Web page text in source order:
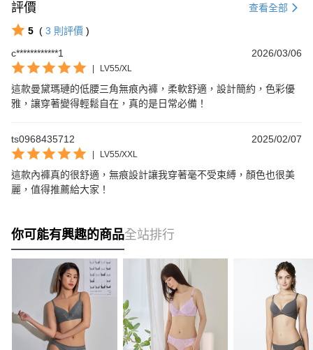
評價 查看全部
5 ( 3 則評價 )
c************1
2026/03/06
LV55/XL
這款曼黛瑪璉的低腰三角無痕內褲，柔軟舒適，設計簡約，色彩優
雅，讓穿著變得輕鬆自在，真的是日常必備！
ts0968435712 2025/02/07
LV55/XXL
這款內褲真的很舒適，無痕設計讓我穿著毫不受束縛，顏色也很美
麗，值得推薦給大家！
你可能有興趣的商品全站排行